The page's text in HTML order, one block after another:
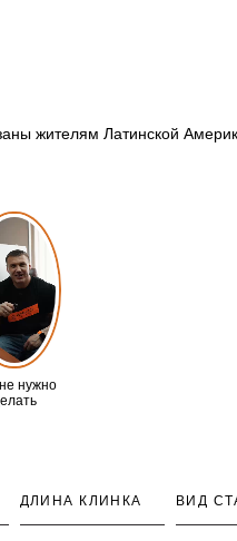
жителям Латинской
нужно
ДЛИНА КЛИНКА ВИД